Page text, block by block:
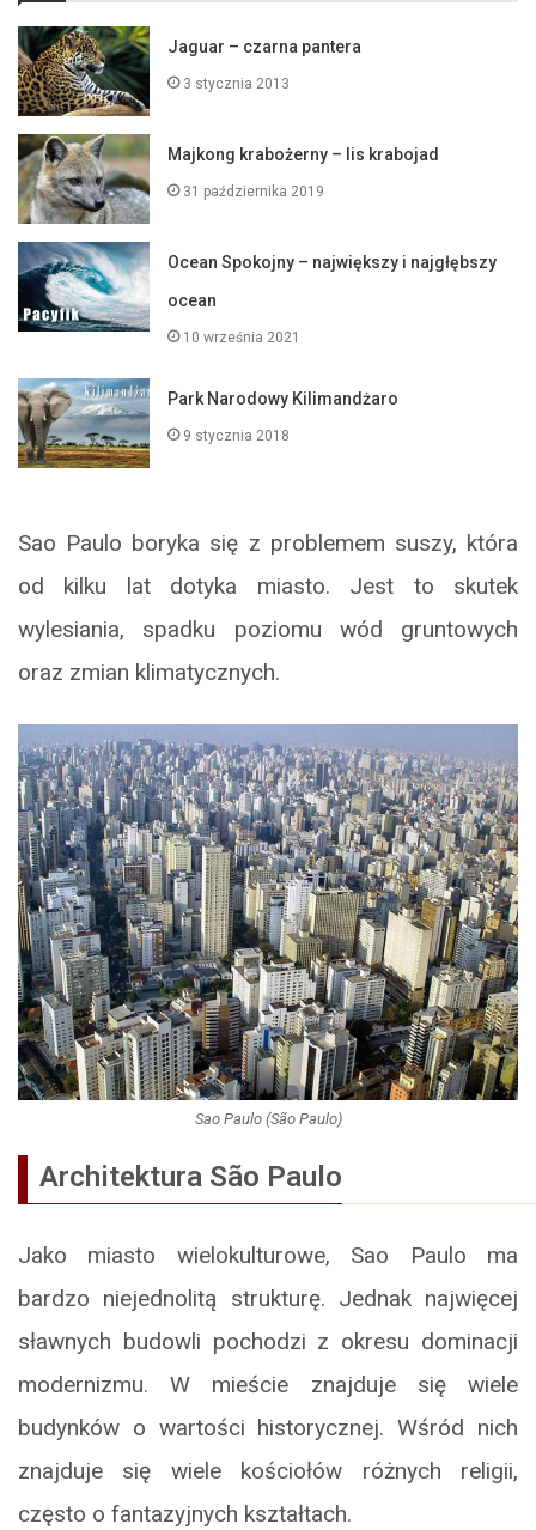
Jaguar – czarna pantera
3 stycznia 2013
Majkong krabożerny – lis krabojad
31 października 2019
Ocean Spokojny – największy i najgłębszy
ocean
10 września 2021
Park Narodowy Kilimandżaro
9 stycznia 2018
Sao Paulo boryka się z problemem suszy, która
od kilku lat dotyka miasto. Jest to skutek
wylesiania, spadku poziomu wód gruntowych
oraz zmian klimatycznych.
Sao Paulo (São Paulo)
Architektura São Paulo
Jako miasto wielokulturowe, Sao Paulo ma
bardzo niejednolitą strukturę. Jednak najwięcej
sławnych budowli pochodzi z okresu dominacji
modernizmu. W mieście znajduje się wiele
budynków o wartości historycznej. Wśród nich
znajduje się wiele kościołów różnych religii,
często o fantazyjnych kształtach.